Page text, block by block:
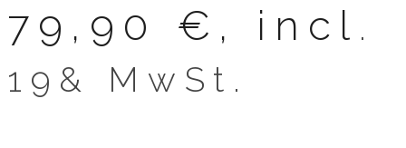
79,90 €, incl .
19& MwSt.